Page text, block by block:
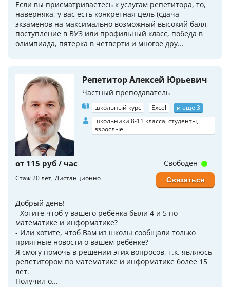
Если вы присматриваетесь к услугам репетитора, то,
наверняка, у вас есть конкретная цель (сдача
экзаменов на максимально возможный высокий балл,
поступление в ВУЗ или профильный класс, победа в
олимпиада, пятерка в четверти и многое дру...
Репетитор Алексей Юрьевич
Частный преподаватель
школьный курс Excel
и еще 3
школьники 8-11 класса, студенты,
взрослые
от 115 руб / час
Стаж 20 лет Дистанционно
Добрый день!
- Хотите чтоб у вашего ребёнка были 4 и 5 по
математике и информатике?
- Или хотите, чтоб Вам из школы сообщали только
приятные новости о вашем ребёнке?
Я смогу помочь в решении этих вопросов, т.к. являюсь
репетитором по математике и информатике более 15
лет.
Получил о...
Свободен
Связаться